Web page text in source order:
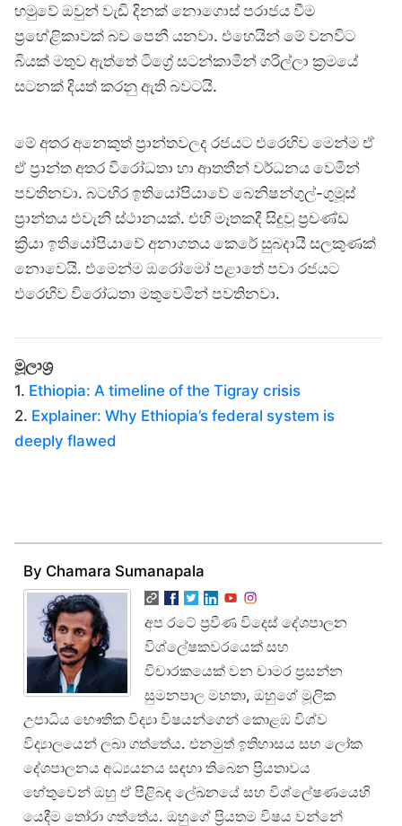
හමුවේ ඔවුන් වැඩි දිනක් නොගොස් පරාජය වීම
ප්‍රහේළිකාවක් බව පෙනී යනවා. එහෙයින් මේ වනවිට
බියක් මතුව ඇත්තේ ටිග්‍රේ සටන්කාමීන් ගරිල්ලා ක්‍රමයේ
සටනක් දියත් කරනු ඇති බවටයි.
මේ අතර අනෙකුත් ප්‍රාන්තවලද රජයට එරෙහිව මෙන්ම ඒ
ඒ ප්‍රාන්ත අතර විරෝධතා හා ආතතීන් වර්ධනය වෙමින්
පවතිනවා. බටහිර ඉතියෝපියාවේ බෙනිෂන්ගුල්-ගුමූස්
ප්‍රාන්තය එවැනි ස්ථානයක්. එහි මෑතකදී සිදුවූ ප්‍රචණ්ඩ
ක්‍රියා ඉතියෝපියාවේ අනාගතය කෙරේ සුබදායී සලකුණක්
නොවෙයි. එමෙන්ම ඔරෝමෝ පළාතේ පවා රජයට
එරෙහිව විරෝධතා මතුවෙමින් පවතිනවා.
මූලාශ්‍ර​
1. Ethiopia: A timeline of the Tigray crisis
2. Explainer: Why Ethiopia’s federal system is
deeply flawed
By Chamara Sumanapala
අප රටේ ප්‍රවීණ විදෙස් දේශපාලන
විශ්ලේෂකවරයෙක් සහ
විචාරකයෙක් වන චාමර ප්‍රසන්න
සුමනපාල මහතා, ඔහුගේ මූලික
උපාධිය භෞතික විද්‍යා විෂයන්ගෙන් කොළඹ විශ්ව
විද්‍යාලයෙන් ලබා ගත්තේය. එනමුත් ඉතිහාසය සහ ලෝක
දේශපාලනය අධ්‍යයනය සඳහා තිබෙන ප්‍රියතාවය
හේතුවෙන් ඔහු ඒ පිළිබඳ ලේඛනයේ සහ විශ්ලේෂණයෙහි
යෙදීම තෝරා ගත්තේය. ඔහුගේ ප්‍රියතම විෂය වන්නේ